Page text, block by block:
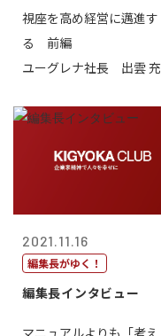
視座を高め経営に邁進す
る 前編
ユーグレナ社長 出雲 充
2021.11.16
編集長がゆく！
編集長インタビュー
マニュアルよりも「考え